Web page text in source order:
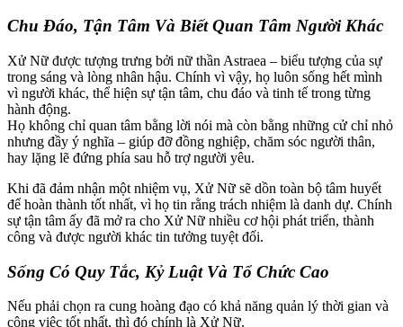
Chu Đáo, Tận Tâm Và Biết Quan Tâm Người Khác
Xử Nữ được tượng trưng bởi nữ thần Astraea – biểu tượng của sự
trong sáng và lòng nhân hậu. Chính vì vậy, họ luôn sống hết mình
vì người khác, thể hiện sự tận tâm, chu đáo và tinh tế trong từng
hành động.
Họ không chỉ quan tâm bằng lời nói mà còn bằng những cử chỉ nhỏ
nhưng đầy ý nghĩa – giúp đỡ đồng nghiệp, chăm sóc người thân,
hay lặng lẽ đứng phía sau hỗ trợ người yêu.
Khi đã đảm nhận một nhiệm vụ, Xử Nữ sẽ dồn toàn bộ tâm huyết
để hoàn thành tốt nhất, vì họ tin rằng trách nhiệm là danh dự. Chính
sự tận tâm ấy đã mở ra cho Xử Nữ nhiều cơ hội phát triển, thành
công và được người khác tin tưởng tuyệt đối.
Sống Có Quy Tắc, Kỷ Luật Và Tổ Chức Cao
Nếu phải chọn ra cung hoàng đạo có khả năng quản lý thời gian và
công việc tốt nhất, thì đó chính là Xử Nữ.